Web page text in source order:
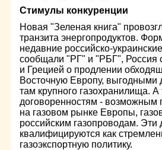
Стимулы конкуренции
Новая "Зеленая книга"
транзита энергопродуктов.
недавние российско-
сообщали "РГ" и "РБГ", Россия
и Грецией о продлении
Восточную Европу, выгодными
там крупного газохранилища.
договоренностям - возможным
на газовом рынке Европы,
российским газопроводам.
квалифицируются как
газоэкспортную политику.